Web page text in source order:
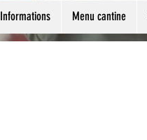
Informations Menu cantine